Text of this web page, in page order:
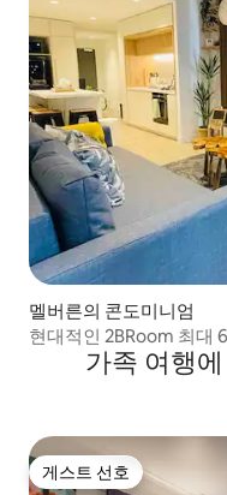
멜버른의 콘도미니엄
현대적인 2BRoom 최대
가족 여행
게스트 선호
게스트 선호